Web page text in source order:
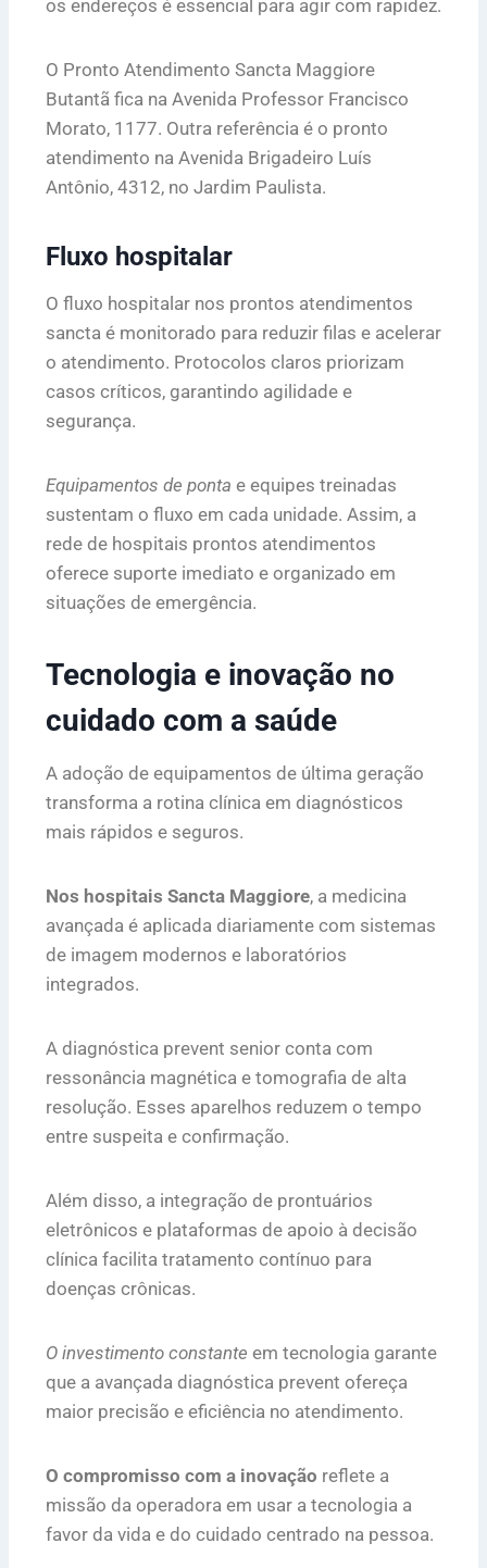
os endereços é essencial para agir com rapidez.
O Pronto Atendimento Sancta Maggiore
Butantã fica na Avenida Professor Francisco
Morato, 1177. Outra referência é o pronto
atendimento na Avenida Brigadeiro Luís
Antônio, 4312, no Jardim Paulista.
Fluxo hospitalar
O fluxo hospitalar nos prontos atendimentos
sancta é monitorado para reduzir filas e acelerar
o atendimento. Protocolos claros priorizam
casos críticos, garantindo agilidade e
segurança.
Equipamentos de ponta e equipes treinadas
sustentam o fluxo em cada unidade. Assim, a
rede de hospitais prontos atendimentos
oferece suporte imediato e organizado em
situações de emergência.
Tecnologia e inovação no
cuidado com a saúde
A adoção de equipamentos de última geração
transforma a rotina clínica em diagnósticos
mais rápidos e seguros.
Nos hospitais Sancta Maggiore, a medicina
avançada é aplicada diariamente com sistemas
de imagem modernos e laboratórios
integrados.
A diagnóstica prevent senior conta com
ressonância magnética e tomografia de alta
resolução. Esses aparelhos reduzem o tempo
entre suspeita e confirmação.
Além disso, a integração de prontuários
eletrônicos e plataformas de apoio à decisão
clínica facilita tratamento contínuo para
doenças crônicas.
O investimento constante em tecnologia garante
que a avançada diagnóstica prevent ofereça
maior precisão e eficiência no atendimento.
O compromisso com a inovação reflete a
missão da operadora em usar a tecnologia a
favor da vida e do cuidado centrado na pessoa.